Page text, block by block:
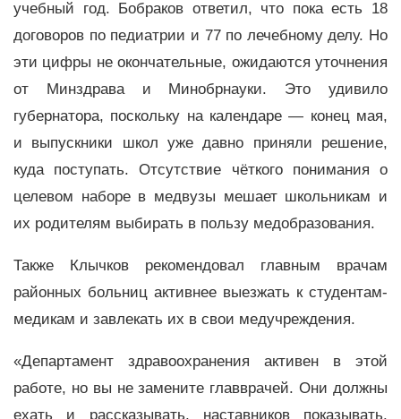
учебный год. Бобраков ответил, что пока есть 18
договоров по педиатрии и 77 по лечебному делу. Но
эти цифры не окончательные, ожидаются уточнения
от Минздрава и Минобрнауки. Это удивило
губернатора, поскольку на календаре — конец мая,
и выпускники школ уже давно приняли решение,
куда поступать. Отсутствие чёткого понимания о
целевом наборе в медвузы мешает школьникам и
их родителям выбирать в пользу медобразования.
Также Клычков рекомендовал главным врачам
районных больниц активнее выезжать к студентам-
медикам и завлекать их в свои медучреждения.
«Департамент здравоохранения активен в этой
работе, но вы не замените главврачей. Они должны
ехать и рассказывать, наставников показывать.